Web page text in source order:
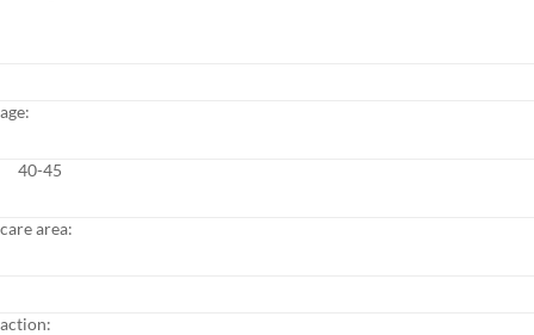
age:
40-45
care area:
action: